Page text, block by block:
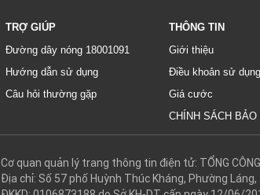
TRỢ GIÚP
Đường dây nóng 18001091
Hướng dẫn sử dụng
Câu hỏi thường gặp
THÔNG TIN
Giới thiệu
Điều khoản sử dụng
Giá cước
CHÍNH SÁCH
Cơ quan quản lý trang thông tin điện tử: TỔNG
Địa chỉ: Số 57 phố Huỳnh Thúc Kháng, Phường